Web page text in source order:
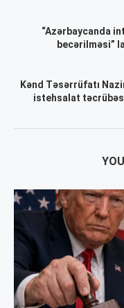
“Azərbaycanda
becərilməsi”
Kənd Təsərrüfatı
istehsalat